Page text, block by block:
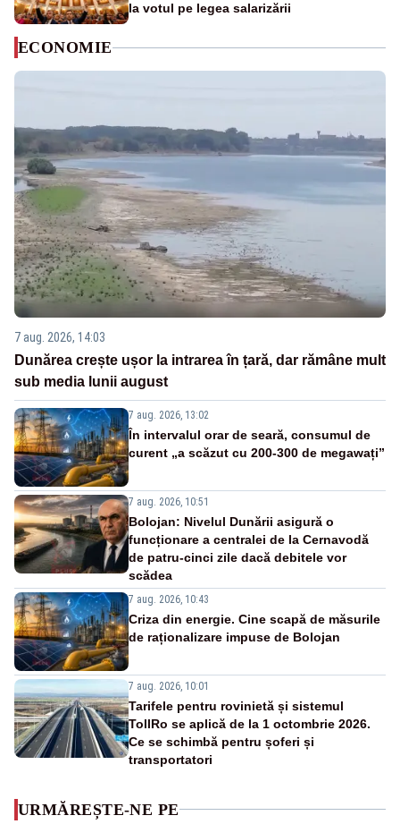
la votul pe legea salarizării
ECONOMIE
7 aug. 2026, 14:03
Dunărea crește ușor la intrarea în țară, dar rămâne mult
sub media lunii august
7 aug. 2026, 13:02
În intervalul orar de seară, consumul de
curent „a scăzut cu 200-300 de megawați”
7 aug. 2026, 10:51
Bolojan: Nivelul Dunării asigură o
funcționare a centralei de la Cernavodă
de patru-cinci zile dacă debitele vor
scădea
7 aug. 2026, 10:43
Criza din energie. Cine scapă de măsurile
de raționalizare impuse de Bolojan
7 aug. 2026, 10:01
Tarifele pentru rovinietă și sistemul
TollRo se aplică de la 1 octombrie 2026.
Ce se schimbă pentru șoferi și
transportatori
URMĂREȘTE-NE PE